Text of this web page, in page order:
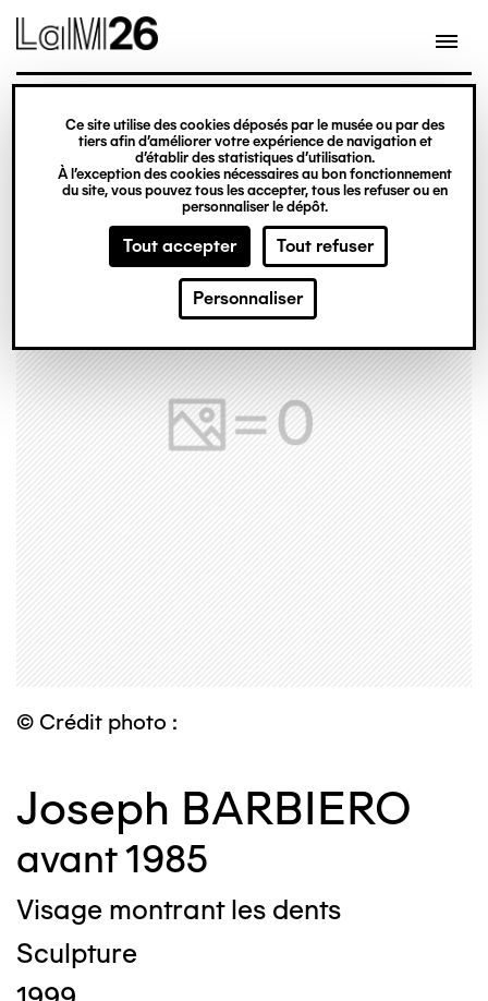
Gestion des cookies
Ce site utilise des cookies déposés par le musée ou par des
tiers afin d’améliorer votre expérience de navigation et
d’établir des statistiques d’utilisation.
À l’exception des cookies nécessaires au bon fonctionnement
du site, vous pouvez tous les accepter, tous les refuser ou en
personnaliser le dépôt.
Tout accepter Tout refuser
Personnaliser
contenu
© Crédit photo :
Joseph BARBIERO
avant 1985
Visage montrant les dents
Sculpture